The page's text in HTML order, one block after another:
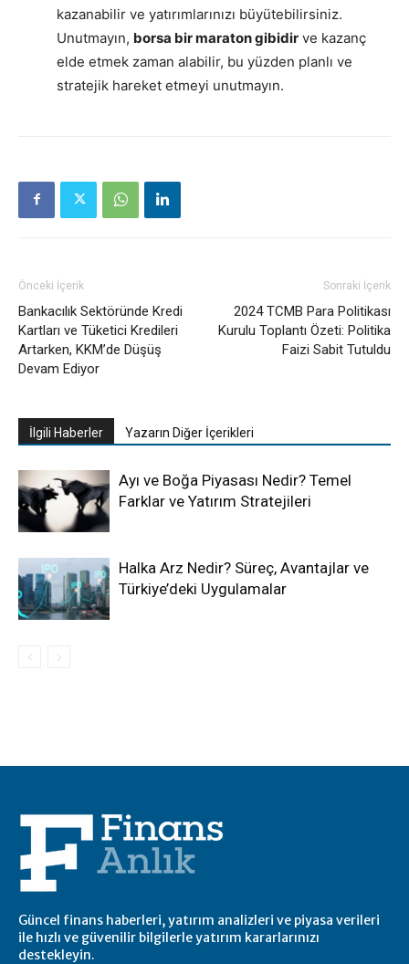
kazanabilir ve yatırımlarınızı büyütebilirsiniz.
Unutmayın, borsa bir maraton gibidir ve kazanç
elde etmek zaman alabilir, bu yüzden planlı ve
stratejik hareket etmeyi unutmayın.
Önceki İçerik
Bankacılık Sektöründe Kredi
Kartları ve Tüketici Kredileri
Artarken, KKM’de Düşüş
Devam Ediyor
Sonraki İçerik
2024 TCMB Para Politikası
Kurulu Toplantı Özeti: Politika
Faizi Sabit Tutuldu
İlgili Haberler Yazarın Diğer İçerikleri
Ayı ve Boğa Piyasası Nedir? Temel
Farklar ve Yatırım Stratejileri
Halka Arz Nedir? Süreç, Avantajlar ve
Türkiye’deki Uygulamalar
Güncel finans haberleri, yatırım analizleri ve piyasa verileri
ile hızlı ve güvenilir bilgilerle yatırım kararlarınızı
destekleyin.